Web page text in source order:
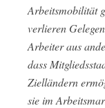
Arbeitsmobilität
verlieren
Arbeiter aus
dass
Zielländern
sie im